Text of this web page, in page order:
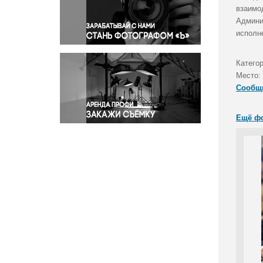
Правосудие
Происшествия и конфликты
Религия
Светская жизнь
Спорт
Экология
Экономика и бизнес
Место:
Ещё